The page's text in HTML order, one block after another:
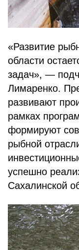
«Развитие
области
задач», —
Лимаренко.
развивают
рамках
формируют
рыбной
успешно
Сахалинской